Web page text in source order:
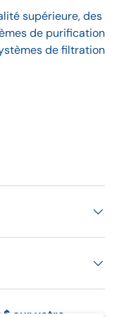
supérieure, des
de purification
de filtration